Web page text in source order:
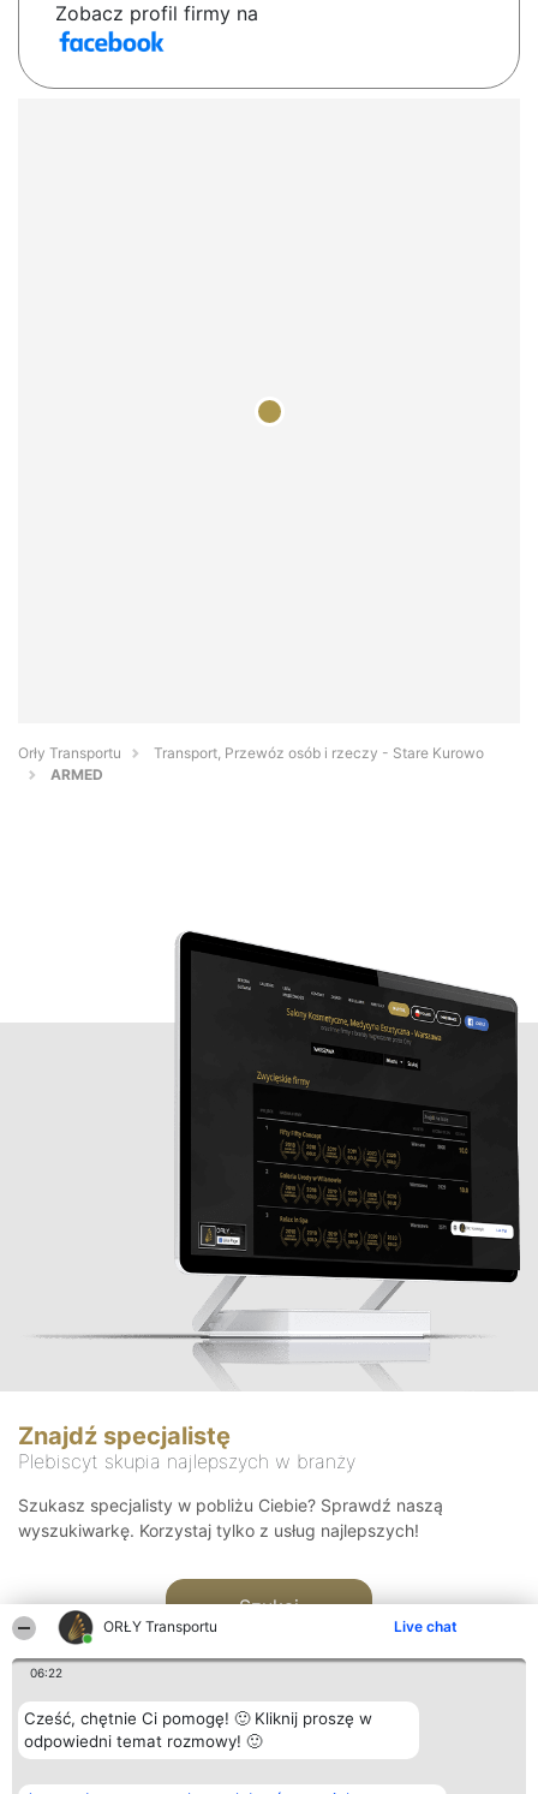
ORŁY Transportu Live chat
06:22
Cześć, chętnie Ci pomogę! 🙂 Kliknij proszę w
odpowiedni temat rozmowy! 🙂
Zobacz profil firmy na
Orły Transportu
Transport, Przewóz osób i rzeczy - Stare Kurowo
ARMED
Znajdź specjalistę
Plebiscyt skupia najlepszych w branży
Szukasz specjalisty w pobliżu Ciebie? Sprawdź naszą
wyszukiwarkę. Korzystaj tylko z usług najlepszych!
Szukaj
Organizator plebiscytu Plebiscyt Kontakt